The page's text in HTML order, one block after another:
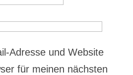
Adresse und Website
für meinen nächsten